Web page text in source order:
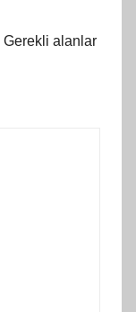
Gerekli alanlar